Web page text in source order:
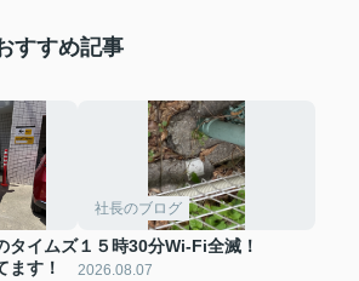
すすめ記事
タイムズ
ます！
社長のブログ
１５時30分Wi-Fi全滅！
2026.08.07